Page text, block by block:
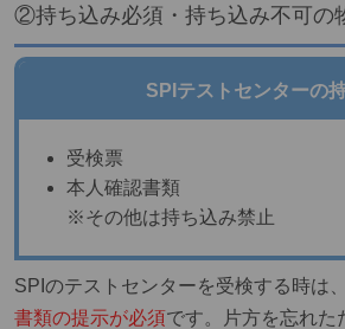
②持ち込み必須・持ち込み不可の
SPIテストセンターの
受検票
本人確認書類
※その他は持ち込み禁止
SPIのテストセンターを受検する時は、
書類の提示が必須です。片方を忘れた